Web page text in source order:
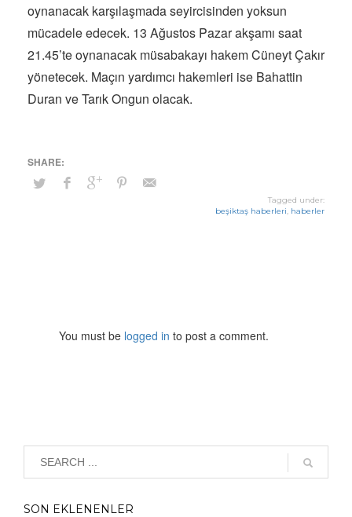
oynanacak karşılaşmada seyircisinden yoksun
mücadele edecek. 13 Ağustos Pazar akşamı saat
21.45’te oynanacak müsabakayı hakem Cüneyt Çakır
yönetecek. Maçın yardımcı hakemleri ise Bahattin
Duran ve Tarık Ongun olacak.
Tagged under:
beşiktaş haberleri, haberler
You must be logged in to post a comment.
SON EKLENENLER